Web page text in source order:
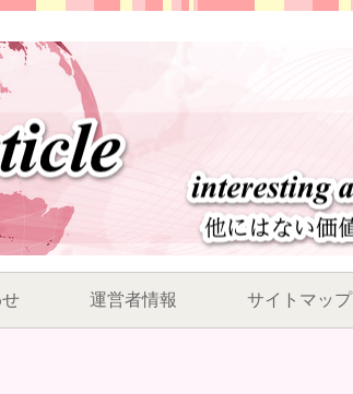
運営者情報 サイトマップ